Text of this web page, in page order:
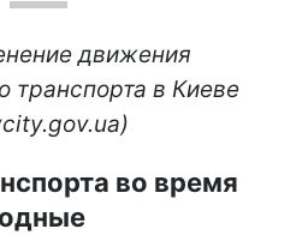
движения
транспорта в Киеве
во время